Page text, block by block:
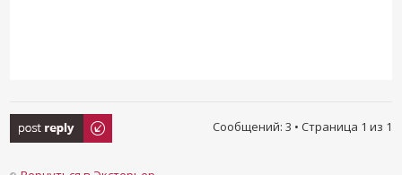
Ответить Сообщений: 3 • Страница 1 из 1